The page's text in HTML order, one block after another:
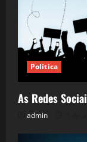
Política
As Redes
admin